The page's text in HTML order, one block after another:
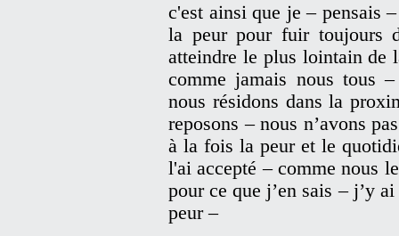
c'est ainsi que je – pensais
la peur pour fuir toujours
atteindre le plus lointain de
comme jamais nous tous
nous résidons dans la
reposons – nous n’avons
à la fois la peur et le
l'ai accepté – comme nous
pour ce que j’en sais – j’y
peur –